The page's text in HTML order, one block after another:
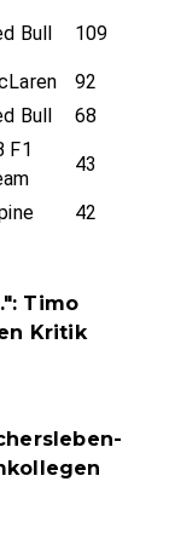
Bull 109
92
Bull 68
F1
43
42
Timo
Kritik